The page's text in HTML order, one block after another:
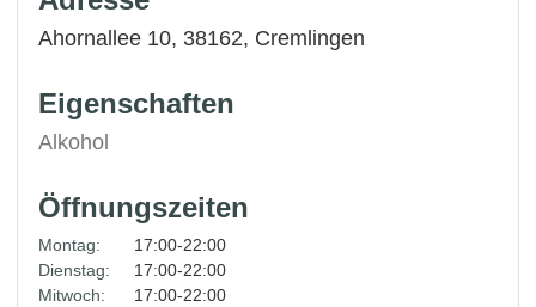
Ahornallee 10, 38162, Cremlingen
Eigenschaften
Alkohol
Öffnungszeiten
Montag:
17:00-22:00
Dienstag:
17:00-22:00
Mitwoch:
17:00-22:00